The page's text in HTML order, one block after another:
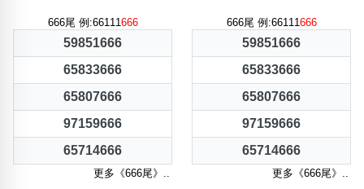
666尾 例:66111666
59851666
65833666
65807666
97159666
65714666
更多《666尾》..
666尾 例:66111666
59851666
65833666
65807666
97159666
65714666
更多《666尾》..